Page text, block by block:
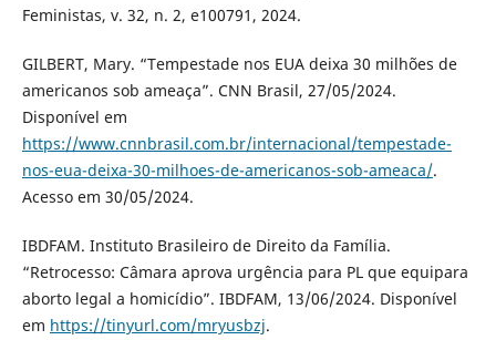
Feministas, v. 32, n. 2, e100791, 2024.
GILBERT, Mary. “Tempestade nos EUA deixa 30 milhões de
americanos sob ameaça”. CNN Brasil, 27/05/2024.
Disponível em
https://www.cnnbrasil.com.br/internacional/tempestade-
nos-eua-deixa-30-milhoes-de-americanos-sob-ameaca/.
Acesso em 30/05/2024.
IBDFAM. Instituto Brasileiro de Direito da Família.
“Retrocesso: Câmara aprova urgência para PL que equipara
aborto legal a homicídio”. IBDFAM, 13/06/2024. Disponível
em https://tinyurl.com/mryusbzj.